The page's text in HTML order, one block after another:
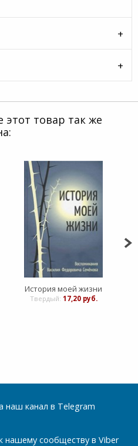
товар так же
История моей жизни
Твердый: 17,20 руб.
наш канал в Telegram
нашему сообществу в Viber